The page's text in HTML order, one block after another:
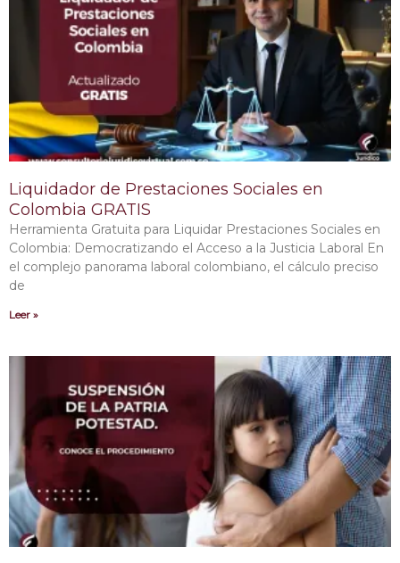
Liquidador de Prestaciones Sociales en
Colombia GRATIS
Herramienta Gratuita para Liquidar Prestaciones Sociales en
Colombia: Democratizando el Acceso a la Justicia Laboral En
el complejo panorama laboral colombiano, el cálculo preciso
de
Leer »